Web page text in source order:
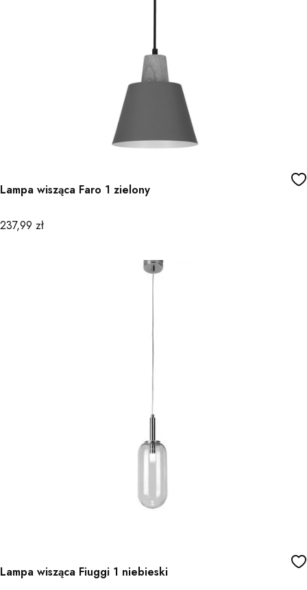
Lampa wisząca Faro 1 zielony
Cena
237,99 zł
Lampa wisząca Fiuggi 1 niebieski